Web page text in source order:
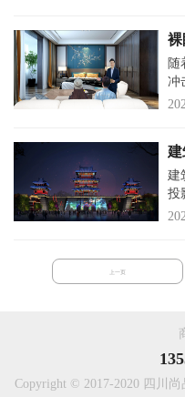
裸
产
随
冲
又
建
设
建
投
体
上一页
Copyright © 2017-2020 四川